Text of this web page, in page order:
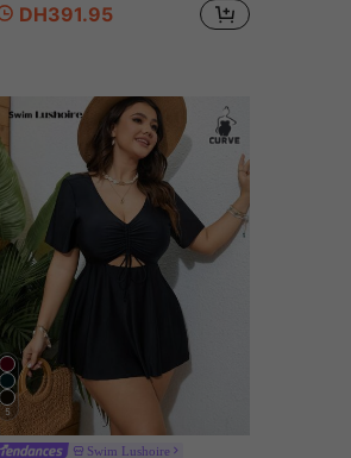
DH391.95
5
Swim Lushoire